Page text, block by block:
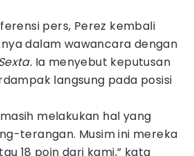
pers, Perez kembali
dalam wawancara dengan
Ia menyebut keputusan
langsung pada posisi
melakukan hal yang
terangan. Musim ini mereka
18 poin dari kami,” kata